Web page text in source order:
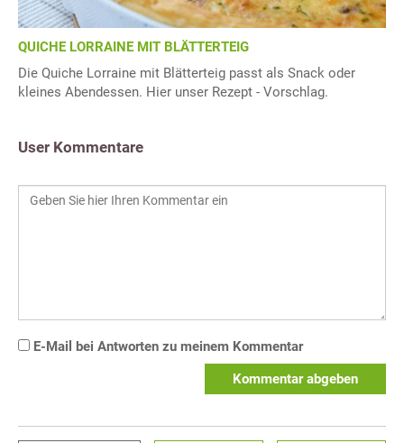
QUICHE LORRAINE MIT BLÄTTERTEIG
Die Quiche Lorraine mit Blätterteig passt als Snack oder
kleines Abendessen. Hier unser Rezept - Vorschlag.
User Kommentare
E-Mail bei Antworten zu meinem Kommentar
Kommentar abgeben